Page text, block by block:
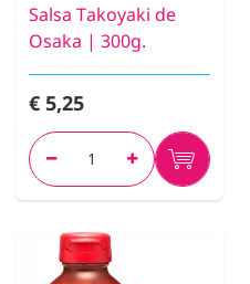
Salsa Takoyaki de
Osaka | 300g.
€ 5,25